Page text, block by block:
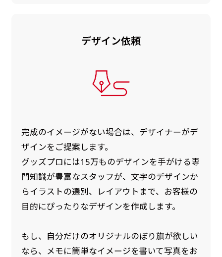
デザイン依頼
完成のイメージがない場合は、デザイナーがデ
ザインをご提案します。
グッズプロには15万ものデザインを手がける専
門知識が豊富なスタッフが、文字のデザインか
らイラストの選別、レイアウトまで、お客様の
目的にぴったりなデザインを作成します。
もし、自分だけのオリジナルのぼり旗が欲しい
なら、メモに簡単なイメージを書いて写真をお